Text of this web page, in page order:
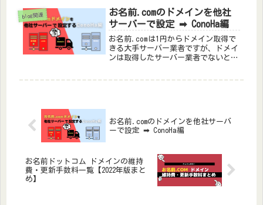
で、維持費を考慮したおすすめドメイ
ンの価格を一部抜粋しましたので参考
にしてみてください。
blog関連
お名前.comのドメインを他社
サーバーで設定 ➡ ConoHa編
お名前.comは1円からドメイン取得で
きる大手サーバー業者ですが、ドメイ
ンは取得したサーバー業者でないとサ
い
お名前.comのドメインを他社サーバ
ーで設定 ➡ ConoHa編
お名前ドットコム ドメインの維持
費・更新手数料一覧【2022年版まと
め】